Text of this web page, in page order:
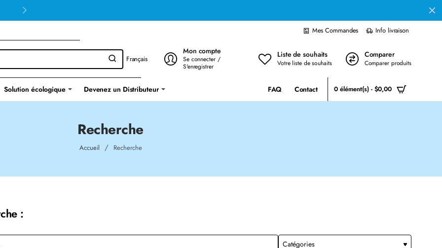
Mes Commandes Info livraison
Français
Mon compte
Se connecter /
S'enregistrer
Liste de souhaits
Votre liste de souhaits
Comparer
Comparer produits
Solution écologique Devenez un Distributeur FAQ Contact 0 élément(s) - $0,00
Recherche
AccueilhomeRecherche
: